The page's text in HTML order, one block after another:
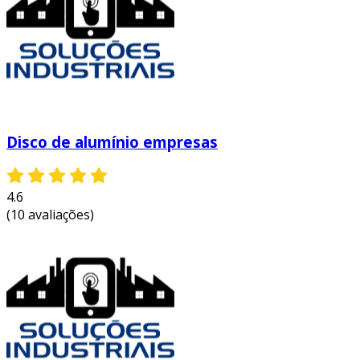
afiação de lâminas traz uma série de vantagens
que podem impactar diretamente na eficiência
do trabalho desenvolvido. um dos principais
benefícios é a sua durabilidade, uma vez que o
além disso, a leveza do material facilita o
manuseio e a operação, principalmente em
ambientes onde a mobilidade é crucial. outro
aspecto importante é a economia de tempo e
recursos, já que a afiação com discos de
em comparação a outros tipos de ferramentas.
vejamos algumas vantagens:
eficiência de corte:
um acabamento preciso e rápido,
reduzindo o tempo de afiação.
Disco de alumínio empresas
4.6
(10 avaliações)